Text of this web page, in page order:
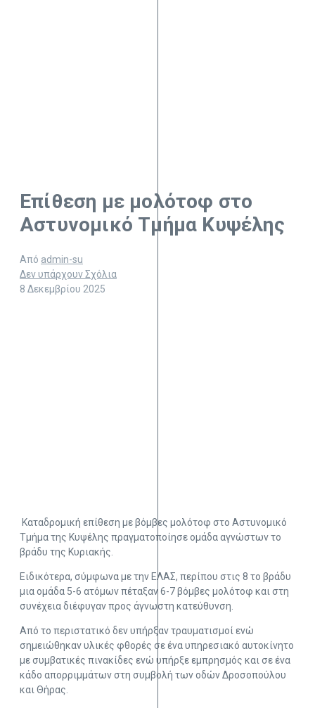
Επίθεση με μολότοφ στο
Αστυνομικό Τμήμα Κυψέλης
Από admin-su
Δεν υπάρχουν Σχόλια
8 Δεκεμβρίου 2025
Καταδρομική επίθεση με βόμβες μολότοφ στο Αστυνομικό
Τμήμα της Κυψέλης πραγματοποίησε ομάδα αγνώστων το
βράδυ της Κυριακής.
Ειδικότερα, σύμφωνα με την ΕΛΑΣ, περίπου στις 8 το βράδυ
μια ομάδα 5-6 ατόμων πέταξαν 6-7 βόμβες μολότοφ και στη
συνέχεια διέφυγαν προς άγνωστη κατεύθυνση.
Από το περιστατικό δεν υπήρξαν τραυματισμοί ενώ
σημειώθηκαν υλικές φθορές σε ένα υπηρεσιακό αυτοκίνητο
με συμβατικές πινακίδες ενώ υπήρξε εμπρησμός και σε ένα
κάδο απορριμμάτων στη συμβολή των οδών Δροσοπούλου
και Θήρας.